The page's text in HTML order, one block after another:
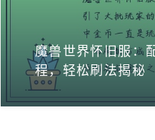
魔兽世界怀旧服：
程，轻松刷法揭秘